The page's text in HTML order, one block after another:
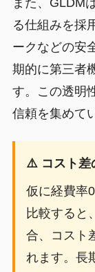
また、GLDM
る仕組みを採
ークなどの安
期的に第三者
す。この透明
信頼を集めて
⚠️ コスト差
仮に経費率
比較すると
合、コスト
れます。長